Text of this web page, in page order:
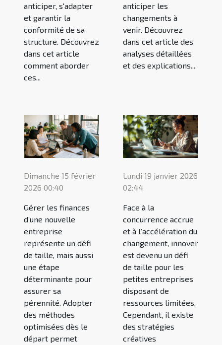
anticiper, s'adapter
et garantir la
conformité de sa
structure. Découvrez
dans cet article
comment aborder
ces...
anticiper les
changements à
venir. Découvrez
dans cet article des
analyses détaillées
et des explications...
Dimanche 15 février
2026 00:40
Gérer les finances
d’une nouvelle
entreprise
représente un défi
de taille, mais aussi
une étape
déterminante pour
assurer sa
pérennité. Adopter
des méthodes
optimisées dès le
départ permet
Lundi 19 janvier 2026
02:44
Face à la
concurrence accrue
et à l'accélération du
changement, innover
est devenu un défi
de taille pour les
petites entreprises
disposant de
ressources limitées.
Cependant, il existe
des stratégies
créatives